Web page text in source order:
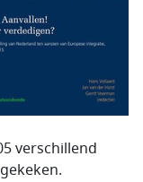
verschillend